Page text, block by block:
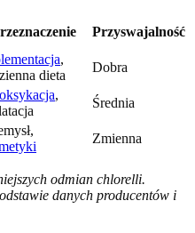
Przyswajalność
,
dieta
Dobra
,
Średnia
Zmienna
odmian chlorelli.
danych producentów i